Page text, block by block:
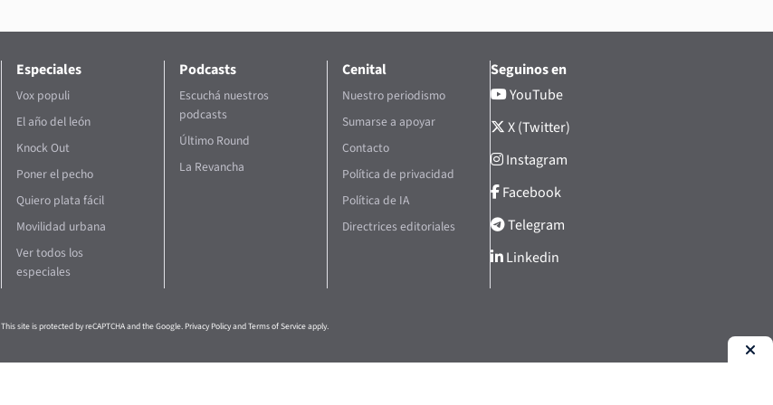
Especiales
Vox populi
El año del león
Knock Out
Poner el pecho
Quiero plata fácil
Movilidad urbana
Ver todos los
especiales
Podcasts
Escuchá nuestros
podcasts
Último Round
La Revancha
Cenital
Nuestro periodismo
Sumarse a apoyar
Contacto
Política de privacidad
Política de IA
Directrices editoriales
Seguinos en
YouTube
X (Twitter)
Instagram
Facebook
Telegram
Linkedin
This site is protected by reCAPTCHA and the Google. Privacy PolicyandTerms of Serviceapply.